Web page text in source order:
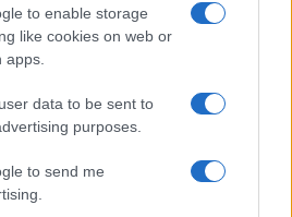
to enable storage
like cookies on web or
data to be sent to
purposes.
to send me